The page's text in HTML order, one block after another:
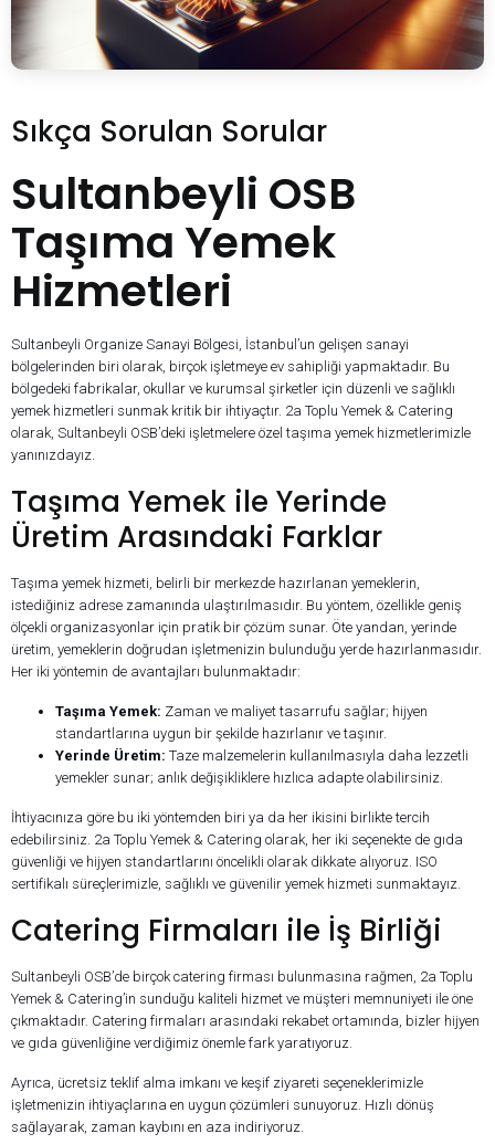
Sıkça Sorulan Sorular
Sultanbeyli OSB
Taşıma Yemek
Hizmetleri
Sultanbeyli Organize Sanayi Bölgesi, İstanbul’un gelişen sanayi
bölgelerinden biri olarak, birçok işletmeye ev sahipliği yapmaktadır. Bu
bölgedeki fabrikalar, okullar ve kurumsal şirketler için düzenli ve sağlıklı
yemek hizmetleri sunmak kritik bir ihtiyaçtır. 2a Toplu Yemek & Catering
olarak, Sultanbeyli OSB’deki işletmelere özel taşıma yemek hizmetlerimizle
yanınızdayız.
Taşıma Yemek ile Yerinde
Üretim Arasındaki Farklar
Taşıma yemek hizmeti, belirli bir merkezde hazırlanan yemeklerin,
istediğiniz adrese zamanında ulaştırılmasıdır. Bu yöntem, özellikle geniş
ölçekli organizasyonlar için pratik bir çözüm sunar. Öte yandan, yerinde
üretim, yemeklerin doğrudan işletmenizin bulunduğu yerde hazırlanmasıdır.
Her iki yöntemin de avantajları bulunmaktadır:
Taşıma Yemek: Zaman ve maliyet tasarrufu sağlar; hijyen
standartlarına uygun bir şekilde hazırlanır ve taşınır.
Yerinde Üretim: Taze malzemelerin kullanılmasıyla daha lezzetli
yemekler sunar; anlık değişikliklere hızlıca adapte olabilirsiniz.
İhtiyacınıza göre bu iki yöntemden biri ya da her ikisini birlikte tercih
edebilirsiniz. 2a Toplu Yemek & Catering olarak, her iki seçenekte de gıda
güvenliği ve hijyen standartlarını öncelikli olarak dikkate alıyoruz. ISO
sertifikalı süreçlerimizle, sağlıklı ve güvenilir yemek hizmeti sunmaktayız.
Catering Firmaları ile İş Birliği
Sultanbeyli OSB’de birçok catering firması bulunmasına rağmen, 2a Toplu
Yemek & Catering’in sunduğu kaliteli hizmet ve müşteri memnuniyeti ile öne
çıkmaktadır. Catering firmaları arasındaki rekabet ortamında, bizler hijyen
ve gıda güvenliğine verdiğimiz önemle fark yaratıyoruz.
Ayrıca, ücretsiz teklif alma imkanı ve keşif ziyareti seçeneklerimizle
işletmenizin ihtiyaçlarına en uygun çözümleri sunuyoruz. Hızlı dönüş
sağlayarak, zaman kaybını en aza indiriyoruz.